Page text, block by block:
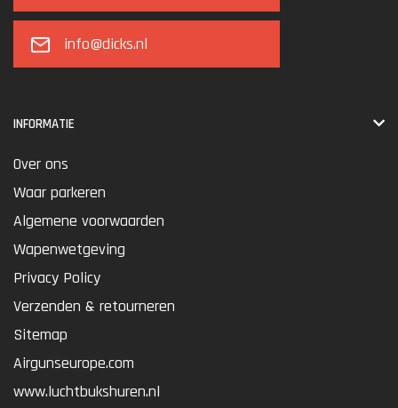
info@dicks.nl
INFORMATIE
Over ons
Waar parkeren
Algemene voorwaarden
Wapenwetgeving
Privacy Policy
Verzenden & retourneren
Sitemap
Airgunseurope.com
www.luchtbukshuren.nl